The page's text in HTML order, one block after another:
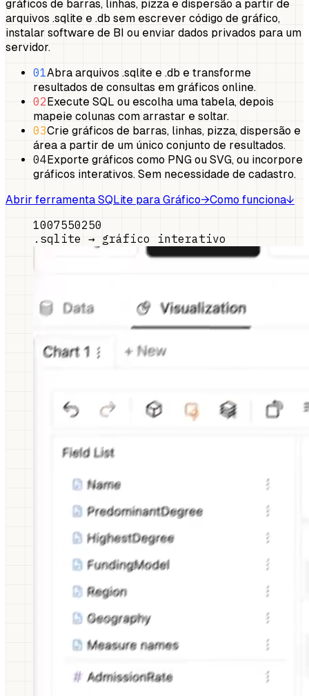
gráficos de barras, linhas, pizza e dispersão a partir de
arquivos .sqlite e .db sem escrever código de gráfico,
instalar software de BI ou enviar dados privados para um
servidor.
01Abra arquivos .sqlite e .db e transforme
resultados de consultas em gráficos online.
02Execute SQL ou escolha uma tabela, depois
mapeie colunas com arrastar e soltar.
03Crie gráficos de barras, linhas, pizza, dispersão e
área a partir de um único conjunto de resultados.
04Exporte gráficos como PNG ou SVG, ou incorpore
gráficos interativos. Sem necessidade de cadastro.
Abrir ferramenta SQLite para Gráfico→Como funciona↓
1007550250
.sqlite → gráfico interativo